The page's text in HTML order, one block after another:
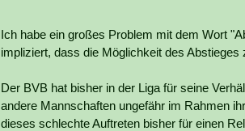
Ich habe ein großes Problem mit dem Wort
impliziert, dass die Möglichkeit des
Der BVB hat bisher in der Liga für seine
andere Mannschaften ungefähr im Rahmen
dieses schlechte Auftreten bisher für einen